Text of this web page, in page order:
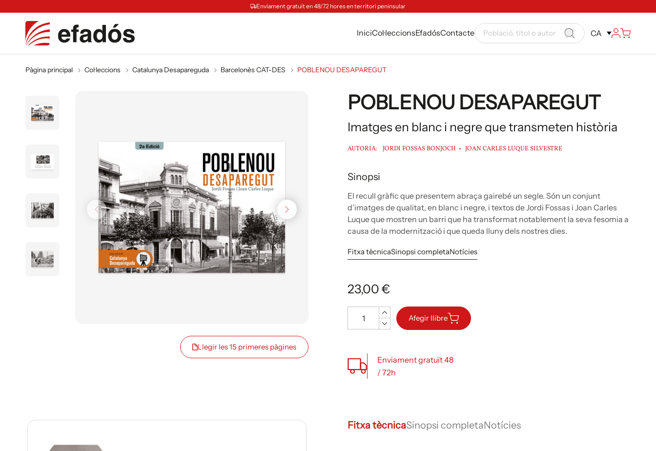
Enviament gratuït en 48/72 hores en territori peninsular
IniciCol·leccionsEfadósContacte CA
Pàgina principal Col·leccions Catalunya Desapareguda Barcelonès CAT-DES POBLENOU DESAPAREGUT
Llegir les 15 primeres pàgines
POBLENOU DESAPAREGUT
Imatges en blanc i negre que transmeten història
AUTORIA: JORDI FOSSAS BONJOCH JOAN CARLES LUQUE SILVESTRE
Sinopsi
El recull gràfic que presentem abraça gairebé un segle. Són un conjunt
d’imatges de qualitat, en blanc i negre, i textos de Jordi Fossas i Joan Carles
Luque que mostren un barri que ha transformat notablement la seva fesomia a
causa de la modernització i que queda lluny dels nostres dies.
Fitxa tècnicaSinopsi completaNotícies
23,00 €
Afegir llibre
Enviament gratuït 48
/ 72h
Fitxa tècnicaSinopsi completaNotícies